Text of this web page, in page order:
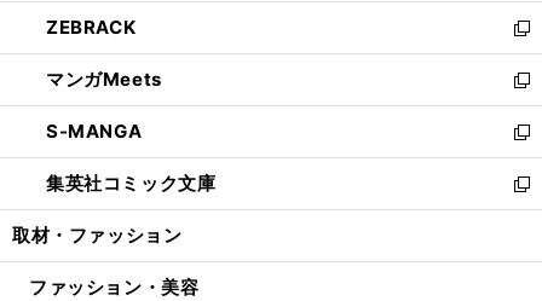
く
で
開
く
ン
ド
ウ
で
開
く
ウ
ィ
ン
ド
ウ
で
開
く
し
い
ウ
ィ
ン
ド
ウ
で
開
ZEBRACK
新
し
い
ウ
ィ
ン
ド
ウ
開
マンガMeets
新
し
い
ウ
ィ
ン
ウ
S-MANGA
新
し
い
ウ
ン
集英社コミック文庫
新
し
ウ
取材・ファッション
ファッション・美容